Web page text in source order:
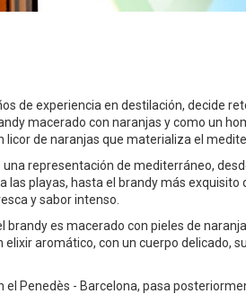
de experiencia en destilación, decide
macerado con naranjas y como un
de naranjas que materializa el
representación de mediterráneo,
playas, hasta el brandy más exquisito
y sabor intenso.
brandy es macerado con pieles de
aromático, con un cuerpo delicado,
Penedès - Barcelona, pasa